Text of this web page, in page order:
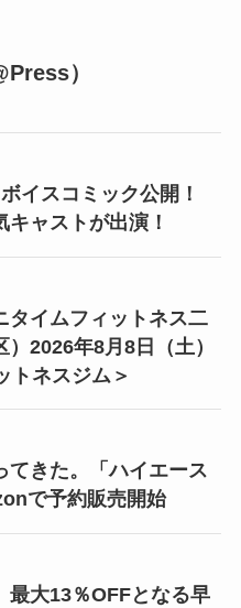
）
イスコミック公開！
ャストが出演！
タイムフィットネス二
2026年8月8日（土）
トネスジム＞
てきた。「ハイエース
で予約販売開始
最大13％OFFとなる早